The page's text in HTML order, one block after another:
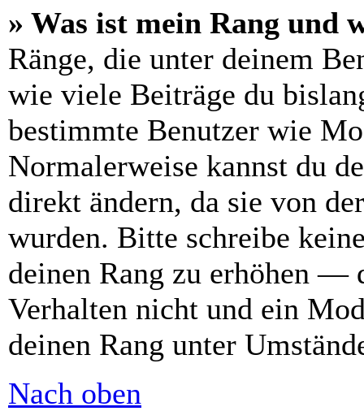
» Was ist mein Rang und
Ränge, die unter deinem
wie viele Beiträge du
bestimmte Benutzer wie
Normalerweise kannst du
direkt ändern, da sie von
wurden. Bitte schreibe
deinen Rang zu erhöhen —
Verhalten nicht und ein
deinen Rang unter
Nach oben